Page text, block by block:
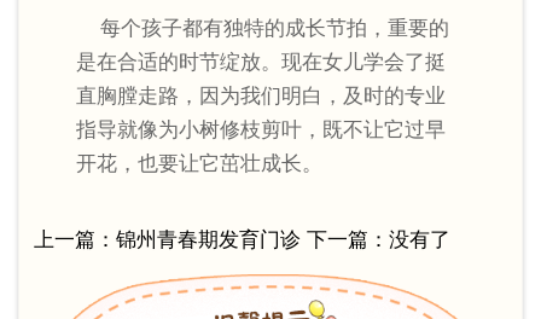
每个孩子都有独特的成长节拍，重要的
是在合适的时节绽放。现在女儿学会了挺
直胸膛走路，因为我们明白，及时的专业
指导就像为小树修枝剪叶，既不让它过早
开花，也要让它茁壮成长。
上一篇： 锦州青春期发育门诊 下一篇：没有了